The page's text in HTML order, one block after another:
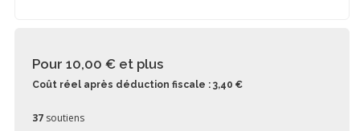
Pour 10,00 € et plus
Coût réel après déduction fiscale : 3,40 €
37 soutiens